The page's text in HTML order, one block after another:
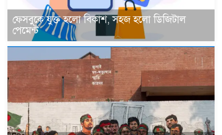
ফেসবুকে যুক্ত হলো বিকাশ, সহজ হলো ডিজিটাল
পেমেন্ট